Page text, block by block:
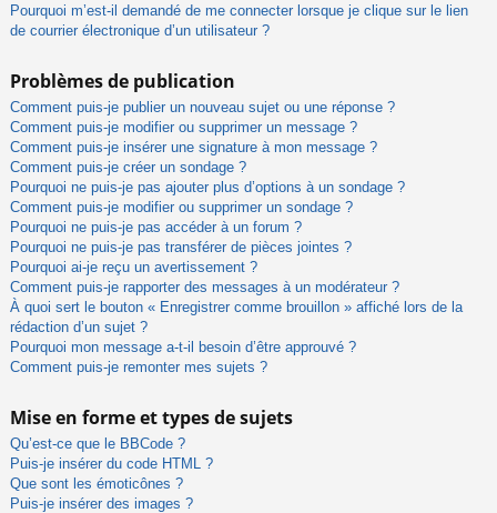
Pourquoi m’est-il demandé de me connecter lorsque je clique sur le lien
de courrier électronique d’un utilisateur ?
Problèmes de publication
Comment puis-je publier un nouveau sujet ou une réponse ?
Comment puis-je modifier ou supprimer un message ?
Comment puis-je insérer une signature à mon message ?
Comment puis-je créer un sondage ?
Pourquoi ne puis-je pas ajouter plus d’options à un sondage ?
Comment puis-je modifier ou supprimer un sondage ?
Pourquoi ne puis-je pas accéder à un forum ?
Pourquoi ne puis-je pas transférer de pièces jointes ?
Pourquoi ai-je reçu un avertissement ?
Comment puis-je rapporter des messages à un modérateur ?
À quoi sert le bouton « Enregistrer comme brouillon » affiché lors de la
rédaction d’un sujet ?
Pourquoi mon message a-t-il besoin d’être approuvé ?
Comment puis-je remonter mes sujets ?
Mise en forme et types de sujets
Qu’est-ce que le BBCode ?
Puis-je insérer du code HTML ?
Que sont les émoticônes ?
Puis-je insérer des images ?